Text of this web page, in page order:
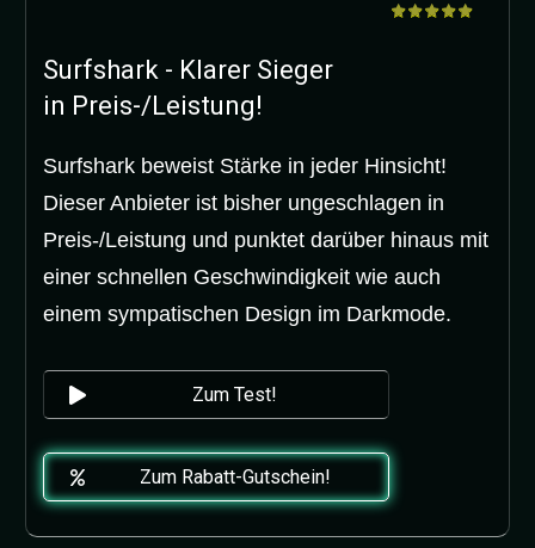
Surfshark - Klarer Sieger
in Preis-/Leistung!
Surfshark beweist Stärke in jeder Hinsicht!
Dieser Anbieter ist bisher ungeschlagen in
Preis-/Leistung und punktet darüber hinaus mit
einer schnellen Geschwindigkeit wie auch
einem sympatischen Design im Darkmode.
Zum Test!
Zum Rabatt-Gutschein!